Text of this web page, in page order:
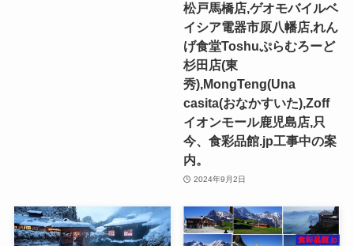
松戸馬橋店,ゲオモバイルベ
イシア電器市原八幡店,れん
げ食堂Toshuぷらむろーど
杉田店(東
秀),MongTeng(Una
casita(おなかすいた),Zoff
イオンモール鹿児島店,只
今、食彩品館.jp工事中の案
内。
2024年9月2日